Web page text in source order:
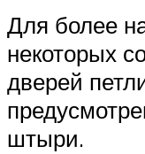
Для более
некоторых
дверей
штыри.